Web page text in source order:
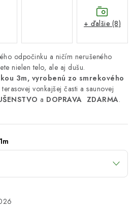
odpočinku a ničím nerušeného
nielen telo, ale aj dušu.
3m, vyrobenú zo smrekového
vonkajšej časti a saunovej
a DOPRAVA ZDARMA.
+ ďalšie (8)